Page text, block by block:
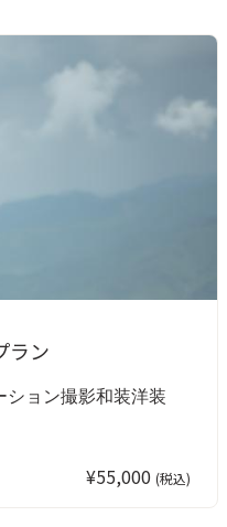
ラン
ション撮影和装洋装
¥55,000 (税込)